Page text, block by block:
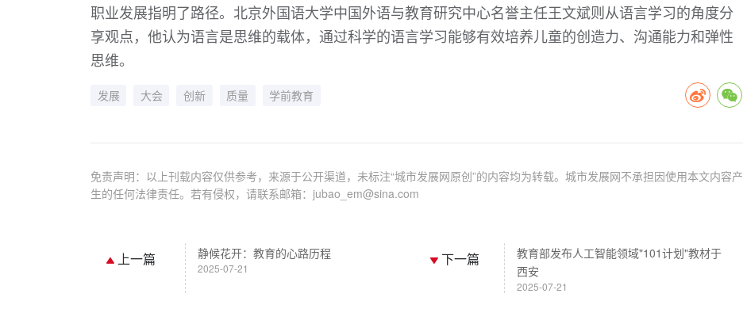
职业发展指明了路径。北京外国语大学中国外语与教育研究中心名誉主任王文斌则从语言学习的角度分
享观点，他认为语言是思维的载体，通过科学的语言学习能够有效培养儿童的创造力、沟通能力和弹性
思维。
发展 大会 创新 质量 学前教育
免责声明：以上刊载内容仅供参考，来源于公开渠道，未标注“城市发展网原创”的内容均为转载。城市发展网不承担因使用本文内容产
生的任何法律责任。若有侵权，请联系邮箱：jubao_em@sina.com
上一篇 静候花开：教育的心路历程
2025-07-21
下一篇
教育部发布人工智能领域"101计划"教材于
西安
2025-07-21